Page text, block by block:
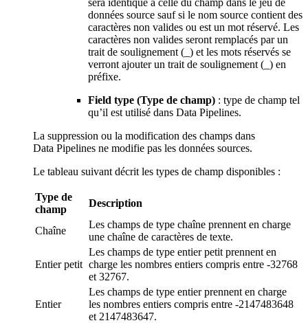
sera identique à celle du champ dans le jeu de
données source sauf si le nom source contient des
caractères non valides ou est un mot réservé. Les
caractères non valides seront remplacés par un
trait de soulignement (_) et les mots réservés se
verront ajouter un trait de soulignement (_) en
préfixe.
Field type (Type de champ) : type de champ tel
qu’il est utilisé dans Data Pipelines.
La suppression ou la modification des champs dans
Data Pipelines ne modifie pas les données sources.
Le tableau suivant décrit les types de champ disponibles :
Type de
champ
Description
Chaîne
Les champs de type chaîne prennent en charge
une chaîne de caractères de texte.
Entier petit
Les champs de type entier petit prennent en
charge les nombres entiers compris entre -32768
et 32767.
Entier
Les champs de type entier prennent en charge
les nombres entiers compris entre -2147483648
et 2147483647.